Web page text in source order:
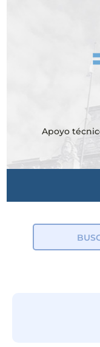
Apoyo